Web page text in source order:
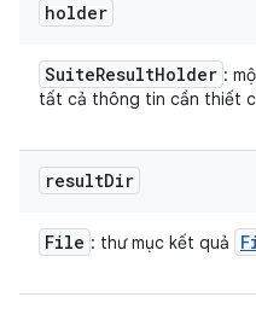
holder
SuiteResultHolder :
tất cả thông tin cần thiết
resultDir
File : thư mục kết quả